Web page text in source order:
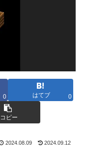
0 はてブ 0
コピー
2024.08.09 2024.09.12